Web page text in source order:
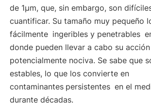
de 1μm, que, sin embargo, son
cuantificar. Su tamaño muy pequeño
fácilmente ingeribles y penetrables
donde pueden llevar a cabo su acción
potencialmente nociva. Se sabe que
estables, lo que los convierte en
contaminantes persistentes en el
durante décadas.